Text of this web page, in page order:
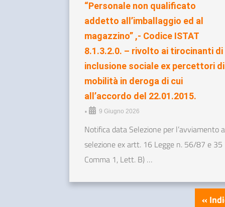
“Personale non qualificato
addetto all’imballaggio ed al
magazzino” ,- Codice ISTAT
8.1.3.2.0. – rivolto ai tirocinanti di
inclusione sociale ex percettori di
mobilità in deroga di cui
all’accordo del 22.01.2015.
• 9 Giugno 2026
Notifica data Selezione per l’avviamento a
selezione ex artt. 16 Legge n. 56/87 e 35
Comma 1, Lett. B) …
«